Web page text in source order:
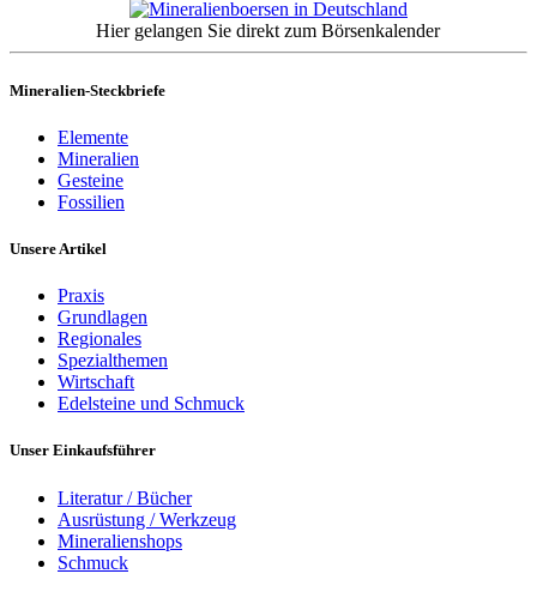
Hier gelangen Sie direkt zum Börsenkalender
Mineralien-Steckbriefe
Elemente
Mineralien
Gesteine
Fossilien
Unsere Artikel
Praxis
Grundlagen
Regionales
Spezialthemen
Wirtschaft
Edelsteine und Schmuck
Unser Einkaufsführer
Literatur / Bücher
Ausrüstung / Werkzeug
Mineralienshops
Schmuck